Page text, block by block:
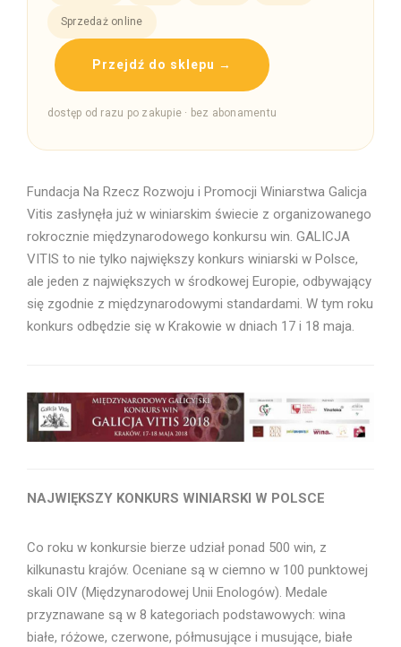
Sprzedaż online
Przejdź do sklepu →
dostęp od razu po zakupie · bez abonamentu
Fundacja Na Rzecz Rozwoju i Promocji Winiarstwa Galicja
Vitis zasłynęła już w winiarskim świecie z organizowanego
rokrocznie międzynarodowego konkursu win. GALICJA
VITIS to nie tylko największy konkurs winiarski w Polsce,
ale jeden z największych w środkowej Europie, odbywający
się zgodnie z międzynarodowymi standardami. W tym roku
konkurs odbędzie się w Krakowie w dniach 17 i 18 maja.
NAJWIĘKSZY KONKURS WINIARSKI W POLSCE
Co roku w konkursie bierze udział ponad 500 win, z
kilkunastu krajów. Oceniane są w ciemno w 100 punktowej
skali OIV (Międzynarodowej Unii Enologów). Medale
przyznawane są w 8 kategoriach podstawowych: wina
białe, różowe, czerwone, półmusujące i musujące, białe